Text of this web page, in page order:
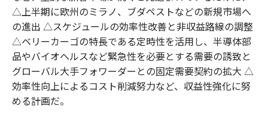
△上半期に欧州のミラノ、ブダペストなどの新規市場へ
の進出 △スケジュールの効率性改善と非収益路線の調整
△ベリーカーゴの特長である定時性を活用し、半導体部
品やバイオヘルスなど緊急性を必要とする需要の誘致と
グローバル大手フォワーダーとの固定需要契約の拡大 △
効率性向上によるコスト削減努力など、収益性強化に努
める計画だ。